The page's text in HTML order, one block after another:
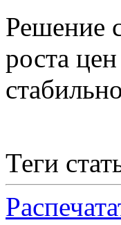
Решение
роста
Теги